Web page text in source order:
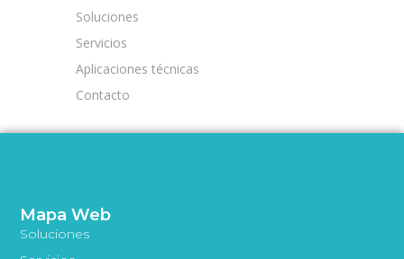
Soluciones
Servicios
Aplicaciones técnicas
Contacto
Mapa Web
Soluciones